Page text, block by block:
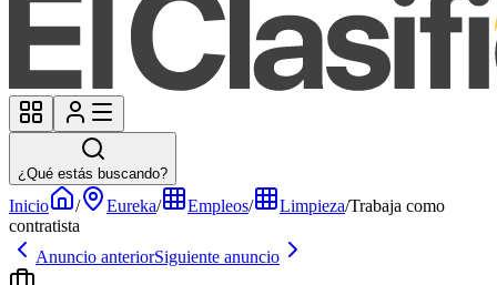
¿Qué estás buscando?
Inicio / Eureka/ Empleos/ Limpieza/Trabaja como
contratista
Anuncio anteriorSiguiente anuncio